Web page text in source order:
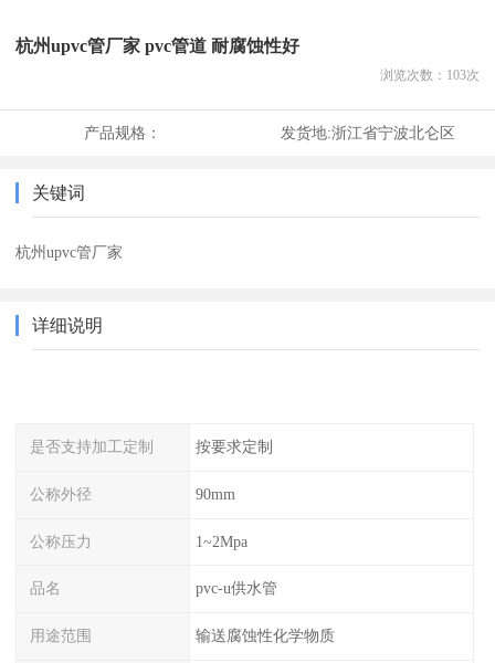
杭州upvc管厂家 pvc管道 耐腐蚀性好
浏览次数： 103次
产品规格： 发货地:浙江省宁波北仑区
关键词
杭州upvc管厂家
详细说明
是否支持加工定制 按要求定制
公称外径 90mm
公称压力 1~2Mpa
品名 pvc-u供水管
用途范围 输送腐蚀性化学物质